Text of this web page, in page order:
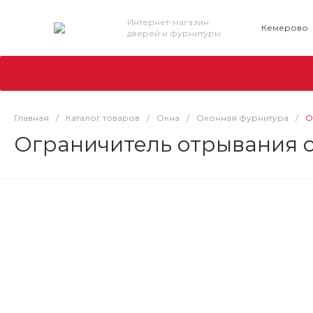
Интернет-магазин
дверей и фурнитуры
Кемерово
Главная / Каталог товаров / Окна / Оконная фурнитура /
Ограничитель отрывания